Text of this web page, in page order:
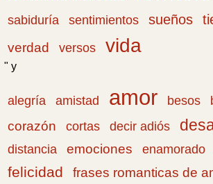
sabiduría sentimientos sueños
verdad
versos vida
" y
alegría amistad amor besos
corazón
cortas decir adiós
distancia emociones enamorado
felicidad frases romanticas de